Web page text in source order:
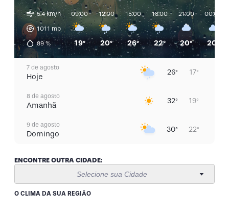
5.4 km/h
1011 mb
89%
09:00
19°
12:00
20°
15:00
26°
18:00
22°
21:00
20°
00:00
20°
7 de agosto
Hoje 26° 17°
8 de agosto
Amanhã 32° 19°
9 de agosto
Domingo 30° 22°
Segunda-Feira
Terça-Feira 24° 15°
ENCONTRE OUTRA CIDADE:
Selecione sua Cidade
O CLIMA DA SUA REGIÃO